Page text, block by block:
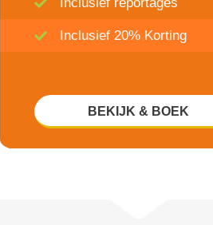
Inclusief 20% Korting
BEKIJK & BOEK